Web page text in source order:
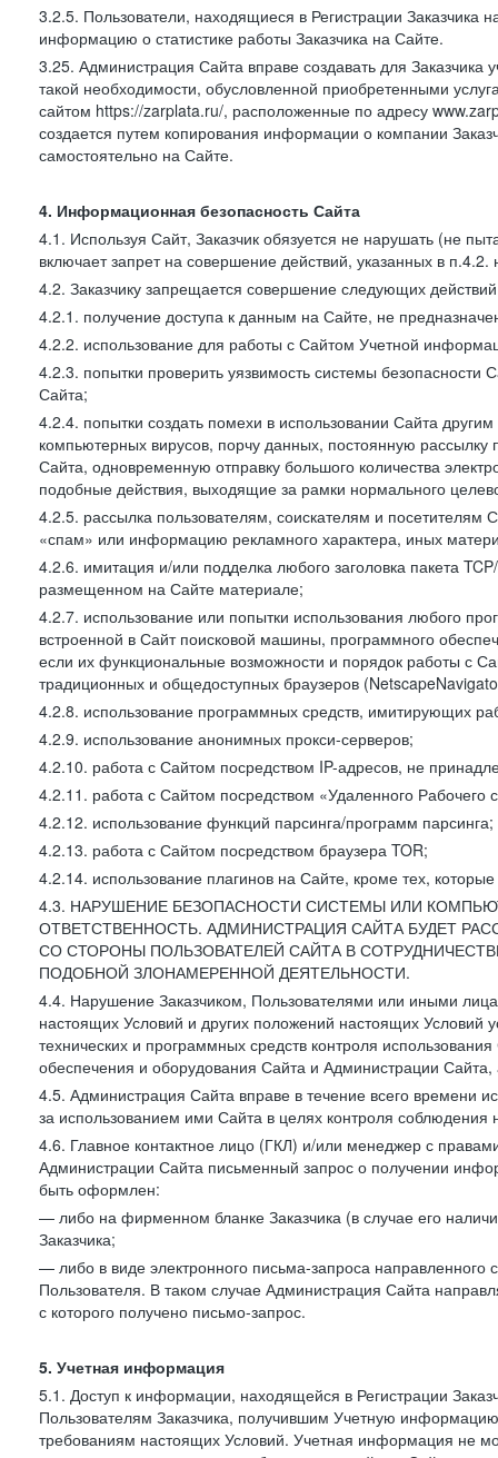
3.2.5. Пользователи, находящиеся в Регистрации Заказчика
информацию о статистике работы Заказчика на Сайте.
3.25. Администрация Сайта вправе создавать для
такой необходимости, обусловленной приобретенными
сайтом https://zarplata.ru/, расположенные по адресу
создается путем копирования информации о компании
самостоятельно на Сайте.
4. Информационная безопасность Сайта
4.1. Используя Сайт, Заказчик обязуется не нарушать (не
включает запрет на совершение действий, указанных в
4.2. Заказчику запрещается совершение следующих
4.2.1. получение доступа к данным на Сайте, не
4.2.2. использование для работы с Сайтом Учетной
4.2.3. попытки проверить уязвимость системы
Сайта;
4.2.4. попытки создать помехи в использовании Сайта
компьютерных вирусов, порчу данных, постоянную
Сайта, одновременную отправку большого количества
подобные действия, выходящие за рамки нормального
4.2.5. рассылка пользователям, соискателям и
«спам» или информацию рекламного характера, иных
4.2.6. имитация и/или подделка любого заголовка пакета
размещенном на Сайте материале;
4.2.7. использование или попытки использования любого
встроенной в Сайт поисковой машины, программного
если их функциональные возможности и порядок работы с
традиционных и общедоступных браузеров
4.2.8. использование программных средств, имитирующих
4.2.9. использование анонимных прокси-серверов;
4.2.10. работа с Сайтом посредством IP-адресов, не
4.2.11. работа с Сайтом посредством «Удаленного Рабочего
4.2.12. использование функций парсинга/программ парсинга;
4.2.13. работа с Сайтом посредством браузера TOR;
4.2.14. использование плагинов на Сайте, кроме тех,
4.3. НАРУШЕНИЕ БЕЗОПАСНОСТИ СИСТЕМЫ ИЛИ
ОТВЕТСТВЕННОСТЬ. АДМИНИСТРАЦИЯ САЙТА БУДЕТ
СО СТОРОНЫ ПОЛЬЗОВАТЕЛЕЙ САЙТА В
ПОДОБНОЙ ЗЛОНАМЕРЕННОЙ ДЕЯТЕЛЬНОСТИ.
4.4. Нарушение Заказчиком, Пользователями или иными
настоящих Условий и других положений настоящих Условий
технических и программных средств контроля
обеспечения и оборудования Сайта и Администрации
4.5. Администрация Сайта вправе в течение всего времени
за использованием ими Сайта в целях контроля
4.6. Главное контактное лицо (ГКЛ) и/или менеджер с
Администрации Сайта письменный запрос о получении
быть оформлен:
— либо на фирменном бланке Заказчика (в случае его
Заказчика;
— либо в виде электронного письма-запроса направленного
Пользователя. В таком случае Администрация Сайта
с которого получено письмо-запрос.
5. Учетная информация
5.1. Доступ к информации, находящейся в Регистрации
Пользователям Заказчика, получившим Учетную
требованиям настоящих Условий. Учетная информация не